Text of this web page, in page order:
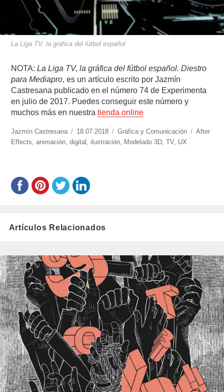
La Liga TV, la gráfica del fútbol español
NOTA: La Liga TV, la gráfica del fútbol español. Diestro
para Mediapro, es un artículo escrito por Jazmín
Castresana publicado en el número 74 de Experimenta
en julio de 2017. Puedes conseguir este número y
muchos más en nuestratienda online
https://www.experimenta.es/author/jazmin-
castresana/
Jazmín Castresana
Publicado
el
18.07.2018 Categorías
Gráfica y Comunicación Etiquetas
After
Effects,animación,digital , ilustración, Modelado 3D,TV, UX
Artículos Relacionados